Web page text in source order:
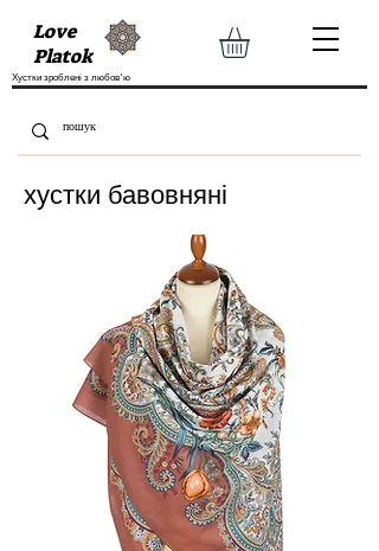
Love
Platok
Хустки зроблені з любов'ю
хустки бавовняні